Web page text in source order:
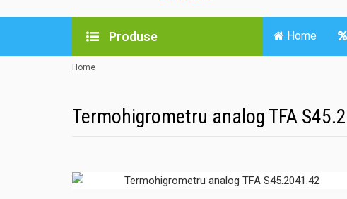
Produse Home
Home
Termohigrometru analog TFA